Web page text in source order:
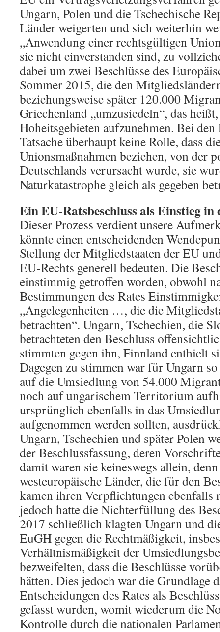
Ungarn, Polen und die Tschechische
Länder weigerten und sich weiterhin
„Anwendung einer rechtsgültigen
sie nicht einverstanden sind, zu
dabei um zwei Beschlüsse des
Sommer 2015, die den
beziehungsweise später 120.000
Griechenland „umzusiedeln“, das
Hoheitsgebieten aufzunehmen. Bei den
Tatsache überhaupt keine Rolle, dass
Unionsmaßnahmen beziehen, von der
Deutschlands verursacht wurde, sie
Naturkatastrophe gleich als gegeben
Ein EU-Ratsbeschluss als Einstieg in
Dieser Prozess verdient unsere
könnte einen entscheidenden
Stellung der Mitgliedstaaten der EU
EU-Rechts generell bedeuten. Die
einstimmig getroffen worden, obwohl
Bestimmungen des Rates
„Angelegenheiten …, die die
betrachten“. Ungarn, Tschechien, die
betrachteten den Beschluss
stimmten gegen ihn, Finnland enthielt
Dagegen zu stimmen war für Ungarn
auf die Umsiedlung von 54.000
noch auf ungarischem Territorium
ursprünglich ebenfalls in das
aufgenommen werden sollten,
Ungarn, Tschechien und später Polen
der Beschlussfassung, deren
damit waren sie keineswegs allein,
westeuropäische Länder, die für den
kamen ihren Verpflichtungen ebenfalls
jedoch hatte die Nichterfüllung des
2017 schließlich klagten Ungarn und
EuGH gegen die Rechtmäßigkeit,
Verhältnismäßigkeit der
bezweifelten, dass die Beschlüsse
hätten. Dies jedoch war die Grundlage
Entscheidungen des Rates als
gefasst wurden, womit wiederum die
Kontrolle durch die nationalen